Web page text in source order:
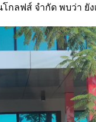
กลฟส์ จำกัด พบว่า ยั